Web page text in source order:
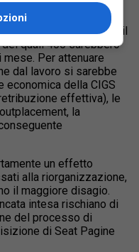
positivamente la
prevede, tra l’altro, il
quali 400 sarebbero
Per attenuare
dal lavoro si sarebbe
economica della CIGS
effettiva), le
la
un effetto
alla riorganizzazione,
il maggiore disagio.
intesa rischiano di
del processo di
di Seat Pagine